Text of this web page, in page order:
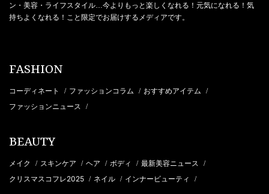
ン・美容・ライフスタイル…今よりもっと楽しくなれる！元気になれる！気
持ちよくなれる！こと限定でお届けするメディアです。
FASHION
コーディネート / ファッションコラム / おすすめアイテム /
ファッションニュース /
BEAUTY
メイク / スキンケア / ヘア / ボディ / 最新美容ニュース /
クリスマスコフレ2025 / ネイル / インナービューティ /